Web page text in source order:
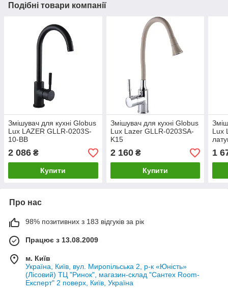
Подібні товари компанії
Змішувач для кухні Globus
Lux LAZER GLLR-0203S-
10-BB
2 086 ₴
Купити
Змішувач для кухні Globus
Lux Lazer GLLR-0203SA-
K15
2 160₴
Купити
Lux
1
Про нас
98% позитивних з 183 відгуків за рік
Працює з 13.08.2009
м. Київ
Україна, Київ, вул. Миропільська 2, р-к «Юність»
(Лісовий) ТЦ "Ринок", магазин-склад "Сантех Room-
Експерт" 2 поверх, Київ, Україна